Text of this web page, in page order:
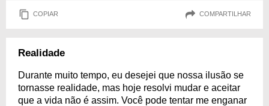
COPIAR COMPARTILHAR
Realidade
Durante muito tempo, eu desejei que nossa ilusão se
tornasse realidade, mas hoje resolvi mudar e aceitar
que a vida não é assim. Você pode tentar me enganar